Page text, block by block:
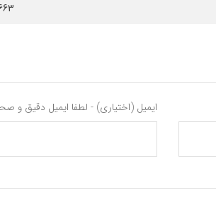
ایمیل (اختیاری) - لطفا ایمیل دقیق و